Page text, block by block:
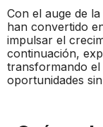
Con el auge de
han convertido
impulsar el
continuación,
transformando
oportunidades